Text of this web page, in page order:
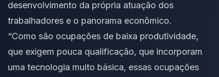
desenvolvimento da própria atuação dos
trabalhadores e o panorama econômico.
“Como são ocupações de baixa produtividade,
que exigem pouca qualificação, que incorporam
uma tecnologia muito básica, essas ocupações